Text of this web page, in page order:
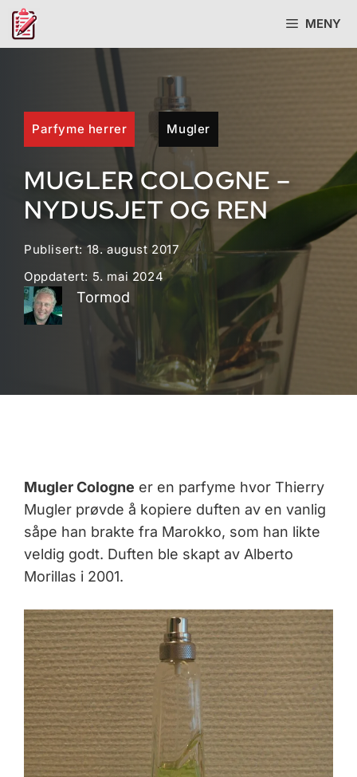
Hopp
MENY
Parfyme herrer Mugler
MUGLER COLOGNE –
NYDUSJET OG REN
Publisert: 18. august 2017
Oppdatert: 5. mai 2024
Tormod
Mugler Cologne er en parfyme hvor Thierry
Mugler prøvde å kopiere duften av en vanlig
såpe han brakte fra Marokko, som han likte
veldig godt. Duften ble skapt av Alberto
Morillas i 2001.